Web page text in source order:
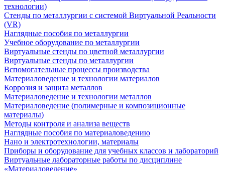
технологии)
Cтенды по металлургии с системой Виртуальной Реальности
(VR)
Наглядные пособия по металлургии
Учебное оборудование по металлургии
Виртуальные стенды по цветной металлургии
Виртуальные стенды по металлургии
Вспомогательные процессы производства
Материаловедение и технологии материалов
Коррозия и защита металлов
Материаловедение и технологии металлов
Материаловедение (полимерные и композиционные
материалы)
Методы контроля и анализа веществ
Наглядные пособия по материаловедению
Нано и электротехнологии, материалы
Приборы и оборудование для учебных классов и лабораторий
Виртуальные лабораторные работы по дисциплине
«Материаловедение»